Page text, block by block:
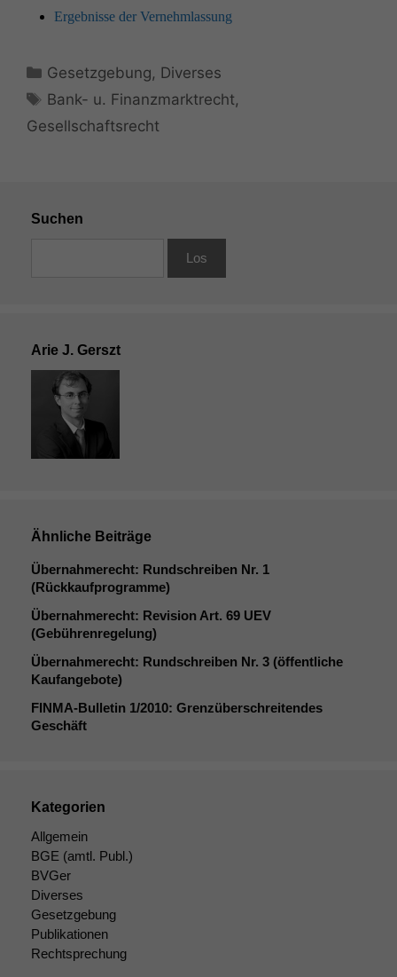
Ergeb­nisse der Vernehmlassung
Kategorien
Gesetzgebung, Diverses
Schlagwörter
Bank- u. Finanzmarktrecht,
Gesellschaftsrecht
Suchen
Arie J. Gerszt
Ähnliche Beiträge
Übernahmerecht: Rundschreiben Nr. 1
(Rückkaufprogramme)
Übernahmerecht: Revision Art. 69 UEV
(Gebührenregelung)
Übernahmerecht: Rundschreiben Nr. 3 (öffentliche
Kaufangebote)
FINMA-Bulletin 1/2010: Grenzüberschreitendes
Geschäft
Kategorien
Allgemein
BGE (amtl. Publ.)
BVGer
Diverses
Gesetzgebung
Publikationen
Rechtsprechung